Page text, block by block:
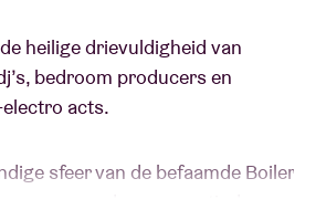
heilige drievuldigheid van
bedroom producers en
acts.
sfeer van de befaamde Boiler